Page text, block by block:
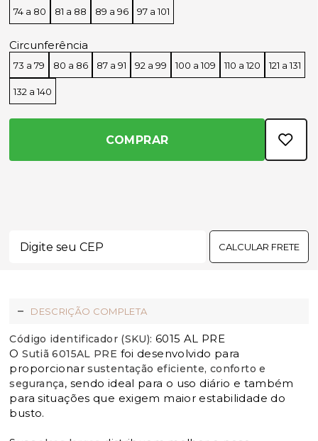
74 a 80 81 a 88 89 a 96 97 a 101
Circunferência
73 a 79 80 a 86 87 a 91 92 a 99 100 a 109 110 a 120 121 a 131
132 a 140
COMPRAR
CALCULAR FRETE
DESCRIÇÃO COMPLETA
Código identificador (SKU): 6015 AL PRE
OSutiã 6015AL PRE foi desenvolvido para
proporcionarsustentação eficiente, conforto e
segurança, sendo ideal para o uso diário e também
para situações que exigem maior estabilidade do
busto.